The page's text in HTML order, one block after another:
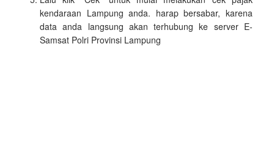
kendaraan Lampung anda. harap bersabar, karena
data anda langsung akan terhubung ke server E-
Samsat Polri Provinsi Lampung